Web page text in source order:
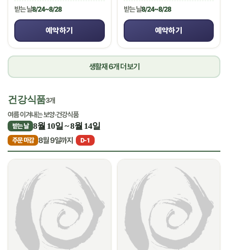
받는 날8/24~8/28
예약하기
받는 날8/24~8/28
예약하기
생활재 6개 더 보기
건강식품3개
여름 이겨내는 보양·건강식품
받는 날 8월 10일 ~ 8월 14일
주문 마감 8월 9일까지 D-1